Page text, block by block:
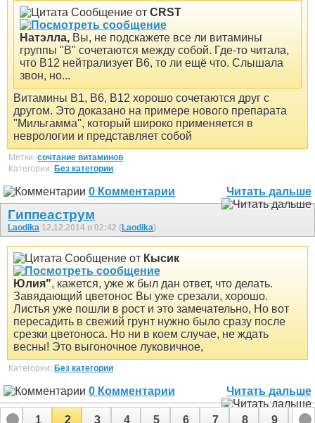
Сообщение от CRST
Натэлла, Вы, не подскажете все ли витамины
группы "В" сочетаются между собой. Где-то читала,
что В12 нейтрализует В6, то ли ещё что. Слышала
звон, но...
Витамины В1, В6, В12 хорошо сочетаются друг с
другом. Это доказано на примере нового препарата
"Мильгамма", который широко применяется в
неврологии и представляет собой
Метки: сочтание витаминов
Категории: Без категории
0 Комментарии Читать дальше
Гиппеаструм
Laodika 12.12.2014 в 02:42 (Laodika)
Сообщение от Кысик
Юлия", кажется, уже ж был дан ответ, что делать.
Завядающий цветонос Вы уже срезали, хорошо.
Листья уже пошли в рост и это замечательно, Но вот
пересадить в свежий грунт нужно было сразу после
срезки цветоноса. Но ни в коем случае, не ждать
весны! Это выгоночное луковичное,
Категории: Без категории
0 Комментарии Читать дальше
1 2 3 4 5 6 7 8 9 10